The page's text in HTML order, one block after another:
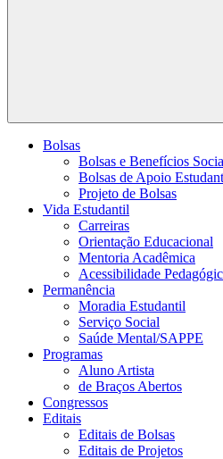
Buscar
Bolsas
Bolsas e Benefícios
Bolsas de Apoio
Projeto de Bolsas
Vida Estudantil
Carreiras
Orientação Educacional
Mentoria Acadêmica
Acessibilidade
Permanência
Moradia Estudantil
Serviço Social
Saúde Mental/SAPPE
Programas
Aluno Artista
de Braços Abertos
Congressos
Editais
Editais de Bolsas
Editais de Projetos